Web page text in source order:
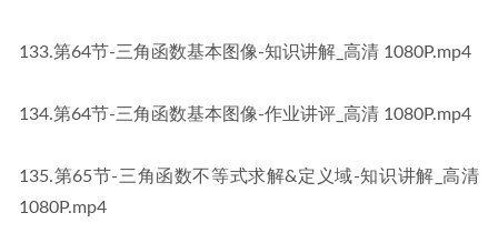
​133​.第64节-三角函数基本图像-知识讲解_高清 1080P​​.mp4
​134​.第64节-三角函数基本图像-作业讲评_高清 1080P​​.mp4
​135​.第65节-三角函数不等式求解&定义域-知识讲解_高清
1080P​​.mp4